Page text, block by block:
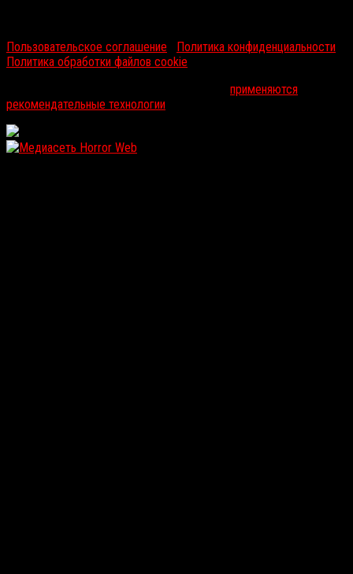
Пользовательское соглашение
Политика конфиденциальности
Политика обработки файлов cookie
применяются
рекомендательные технологии